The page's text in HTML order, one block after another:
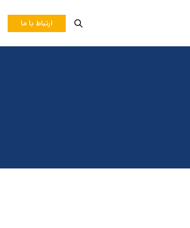
ارتباط با ما